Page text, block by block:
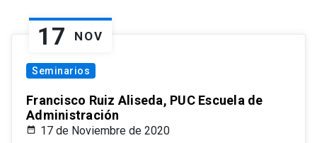
17 NOV
Seminarios
Francisco Ruiz Aliseda, PUC Escuela de
Administración
17 de Noviembre de 2020